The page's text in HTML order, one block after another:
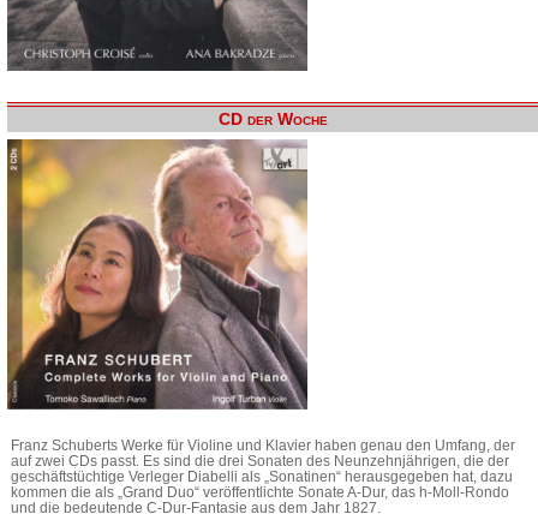
CD der Woche
Franz Schuberts Werke für Violine und Klavier haben genau den Umfang, der
auf zwei CDs passt. Es sind die drei Sonaten des Neunzehnjährigen, die der
geschäftstüchtige Verleger Diabelli als „Sonatinen“ herausgegeben hat, dazu
kommen die als „Grand Duo“ veröffentlichte Sonate A-Dur, das h-Moll-Rondo
und die bedeutende C-Dur-Fantasie aus dem Jahr 1827.